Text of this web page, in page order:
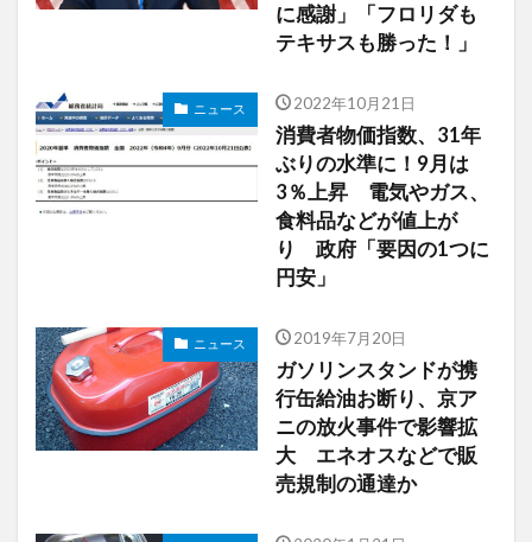
に感謝」「フロリダも
テキサスも勝った！」
ニュース 2022年10月21日
消費者物価指数、31年
ぶりの水準に！9月は
3％上昇 電気やガス、
食料品などが値上が
り 政府「要因の1つに
円安」
ニュース 2019年7月20日
ガソリンスタンドが携
行缶給油お断り、京ア
ニの放火事件で影響拡
大 エネオスなどで販
売規制の通達か